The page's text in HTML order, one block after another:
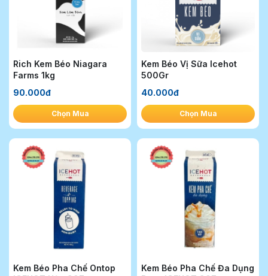
Rich Kem Béo Niagara
Farms 1kg
90.000đ
Chọn Mua
Kem Béo Vị Sữa Icehot
500Gr
40.000đ
Chọn Mua
Kem Béo Pha Chế Ontop
Kem Béo Pha Chế Đa Dụng